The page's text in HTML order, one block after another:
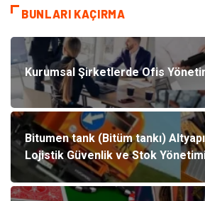
BUNLARI KAÇIRMA
Kurumsal Şirketlerde Ofis
Bitumen tank (Bitüm tankı)
Lojistik Güvenlik ve Stok